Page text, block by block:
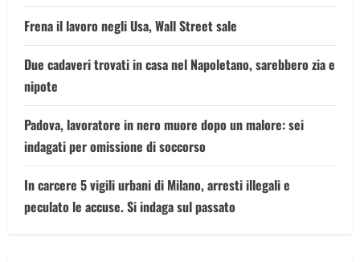
Frena il lavoro negli Usa, Wall Street sale
Due cadaveri trovati in casa nel Napoletano, sarebbero zia e
nipote
Padova, lavoratore in nero muore dopo un malore: sei
indagati per omissione di soccorso
In carcere 5 vigili urbani di Milano, arresti illegali e
peculato le accuse. Si indaga sul passato